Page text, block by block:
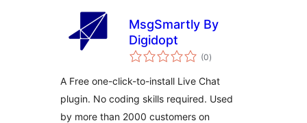
MsgSmartly By
Digidopt
(0total
ratings
)
A Free one-click-to-install Live Chat
plugin. No coding skills required. Used
by more than 2000 customers on